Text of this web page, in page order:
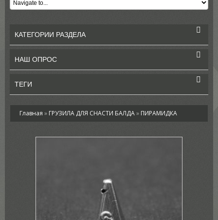
КАТЕГОРИИ РАЗДЕЛА
НАШ ОПРОС
ТЕГИ
Главная » ГРУЗИЛА ДЛЯ СНАСТИ БАЛДА » ПИРАМИДКА